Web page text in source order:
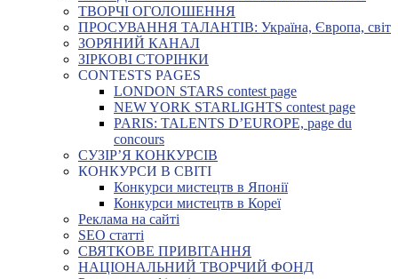
ТВОРЧІ ОГОЛОШЕННЯ
ПРОСУВАННЯ ТАЛАНТІВ: Україна, Європа, світ
ЗОРЯНИЙ КАНАЛ
ЗІРКОВІ СТОРІНКИ
CONTESTS PAGES
LONDON STARS contest page
NEW YORK STARLIGHTS contest page
PARIS: TALENTS D’EUROPE, page du
concours
СУЗІР’Я КОНКУРСІВ
КОНКУРСИ В СВІТІ
Конкурси мистецтв в Японії
Конкурси мистецтв в Кореї
Реклама на сайті
SEO статті
СВЯТКОВЕ ПРИВІТАННЯ
НАЦІОНАЛЬНИЙ ТВОРЧИЙ ФОНД